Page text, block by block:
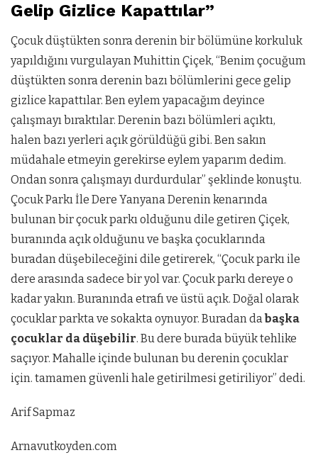
Gelip Gizlice Kapattılar”
Çocuk düştükten sonra derenin bir bölümüne korkuluk
yapıldığını vurgulayan Muhittin Çiçek, “Benim çocuğum
düştükten sonra derenin bazı bölümlerini gece gelip
gizlice kapattılar. Ben eylem yapacağım deyince
çalışmayı bıraktılar. Derenin bazı bölümleri açıktı,
halen bazı yerleri açık görüldüğü gibi. Ben sakın
müdahale etmeyin gerekirse eylem yaparım dedim.
Ondan sonra çalışmayı durdurdular” şeklinde konuştu.
Çocuk Parkı İle Dere Yanyana Derenin kenarında
bulunan bir çocuk parkı olduğunu dile getiren Çiçek,
buranında açık olduğunu ve başka çocuklarında
buradan düşebileceğini dile getirerek, “Çocuk parkı ile
dere arasında sadece bir yol var. Çocuk parkı dereye o
kadar yakın. Buranında etrafı ve üstü açık. Doğal olarak
çocuklar parkta ve sokakta oynuyor. Buradan dabaşka
çocuklar da düşebilir. Bu dere burada büyük tehlike
saçıyor. Mahalle içinde bulunan bu derenin çocuklar
için. tamamen güvenli hale getirilmesi getiriliyor” dedi.
Arif Sapmaz
Arnavutkoyden.com